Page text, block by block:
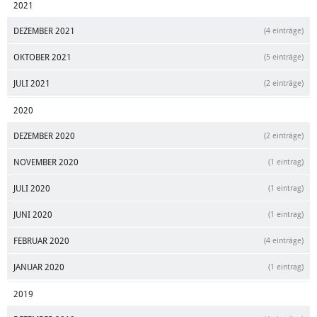
2021
DEZEMBER 2021 (4 einträge)
OKTOBER 2021 (5 einträge)
JULI 2021 (2 einträge)
2020
DEZEMBER 2020 (2 einträge)
NOVEMBER 2020 (1 eintrag)
JULI 2020 (1 eintrag)
JUNI 2020 (1 eintrag)
FEBRUAR 2020 (4 einträge)
JANUAR 2020 (1 eintrag)
2019